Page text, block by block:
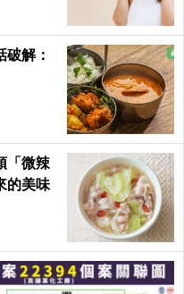
解：
「微辣
的美味